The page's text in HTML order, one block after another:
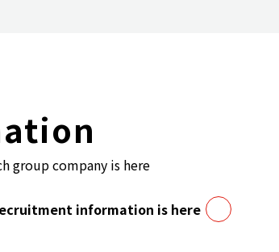
group company is here
information is here